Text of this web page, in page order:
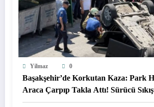
Yilmaz 0
Başakşehir’de Korkutan Kaza: Park
Araca Çarpıp Takla Attı! Sürücü
Araçtan Güçlükle Çıkarıldı